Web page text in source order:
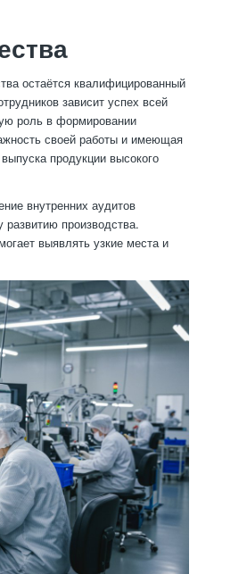
остаётся квалифицированный
зависит успех всей
роль в формировании
своей работы и имеющая
продукции высокого
внутренних аудитов
производства.
выявлять узкие места и